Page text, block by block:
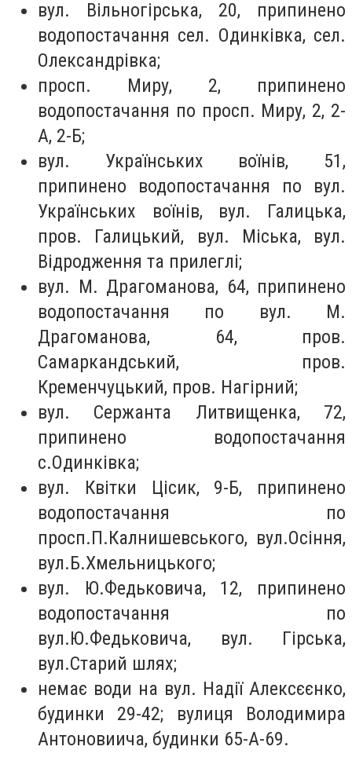
вул. Вільногірська, 20, припинено
водопостачання сел. Одинківка, сел.
Олександрівка;
просп. Миру, 2, припинено
водопостачання по просп. Миру, 2, 2-
А, 2-Б;
вул. Українських воїнів, 51,
припинено водопостачання по вул.
Українських воїнів, вул. Галицька,
пров. Галицький, вул. Міська, вул.
Відродження та прилеглі;
вул. М. Драгоманова, 64, припинено
водопостачання по вул. М.
Драгоманова, 64, пров.
Самаркандський, пров.
Кременчуцький, пров. Нагірний;
вул. Сержанта Литвищенка, 72,
припинено водопостачання
с.Одинківка;
вул. Квітки Цісик, 9-Б, припинено
водопостачання по
просп.П.Калнишевського, вул.Осіння,
вул.Б.Хмельницького;
вул. Ю.Федьковича, 12, припинено
водопостачання по
вул.Ю.Федьковича, вул. Гірська,
вул.Старий шлях;
немає води на вул. Надії Алексєєнко,
будинки 29-42; вулиця Володимира
Антоновиича, будинки 65-А-69.